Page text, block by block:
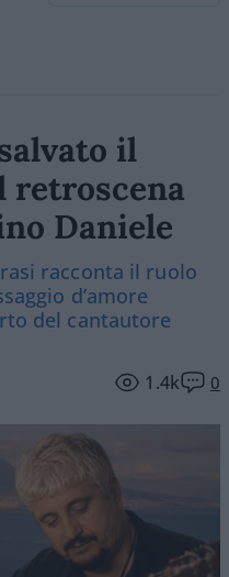
il
retroscena
Daniele
racconta il ruolo
d’amore
del cantautore
1.4k 0